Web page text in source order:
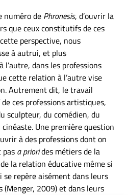
numéro de Phronesis, d’ouvrir la
que ceux constitutifs de ces
perspective, nous
à autrui, et plus
dans les professions
cette relation à l’autre vise
Autrement dit, le travail
ces professions artistiques,
sculpteur, du comédien, du
Une première question
à des professions dont on
pas a priorides métiers de la
la relation éducative même si
se repère aisément dans leurs
(Menger, 2009) et dans leurs